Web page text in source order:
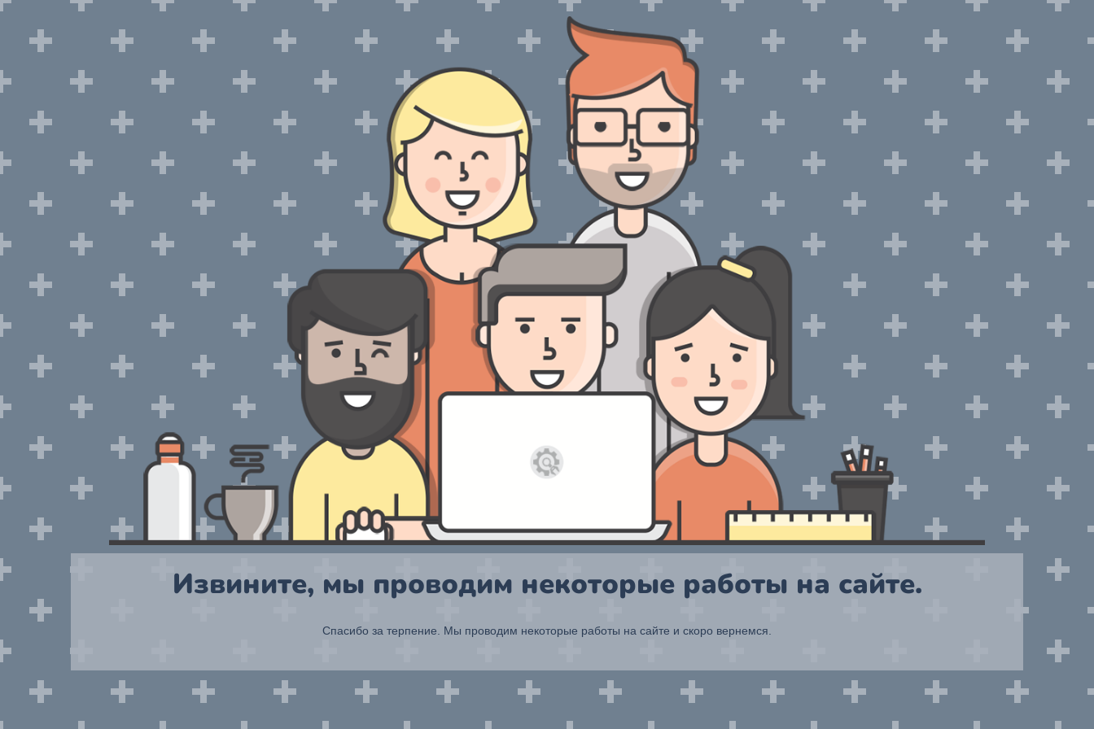
Извините, мы проводим некоторые работы на сайте.
Спасибо за терпение. Мы проводим некоторые работы на сайте и скоро вернемся.